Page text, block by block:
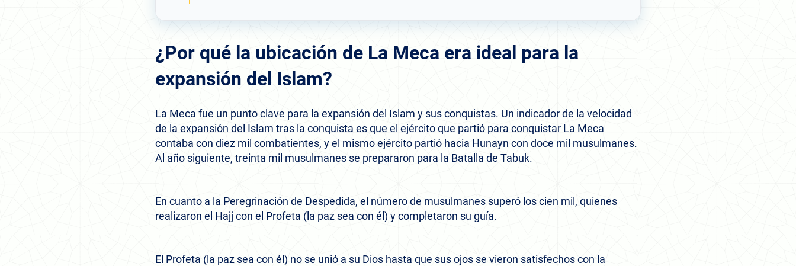
¿Por qué la ubicación de La Meca era ideal para la
expansión del Islam?
La Meca fue un punto clave para la expansión del Islam y sus conquistas. Un indicador de la velocidad
de la expansión del Islam tras la conquista es que el ejército que partió para conquistar La Meca
contaba con diez mil combatientes, y el mismo ejército partió hacia Hunayn con doce mil musulmanes.
Al año siguiente, treinta mil musulmanes se prepararon para la Batalla de Tabuk.
En cuanto a la Peregrinación de Despedida, el número de musulmanes superó los cien mil, quienes
realizaron el Hajj con el Profeta (la paz sea con él) y completaron su guía.
El Profeta (la paz sea con él) no se unió a su Dios hasta que sus ojos se vieron satisfechos con la